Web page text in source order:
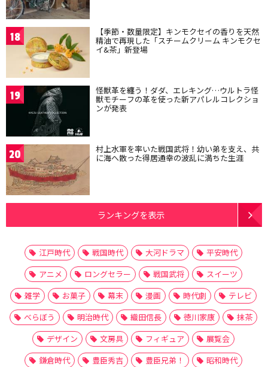
18 【季節・数量限定】キンモクセイの香りを天然
精油で再現した「スチームクリーム キンモクセ
イ&茶」新登場
19 怪獣革を纏う！ダダ、エレキング…ウルトラ怪
獣モチーフの革を使った新アパレルコレクショ
ンが発表
20 村上水軍を率いた戦国武将！幼い弟を支え、共
に海へ散った得居通幸の波乱に満ちた生涯
ランキングを表示
江戸時代 戦国時代 大河ドラマ
平安時代
アニメ
ロングセラー 戦国武将
スイーツ
雑学
お菓子 幕末 漫画 時代劇
テレビ
べらぼう
明治時代 織田信長 徳川家康
抹茶
デザイン
文房具 フィギュア
展覧会
鎌倉時代
豊臣秀吉 豊臣兄弟！
昭和時代